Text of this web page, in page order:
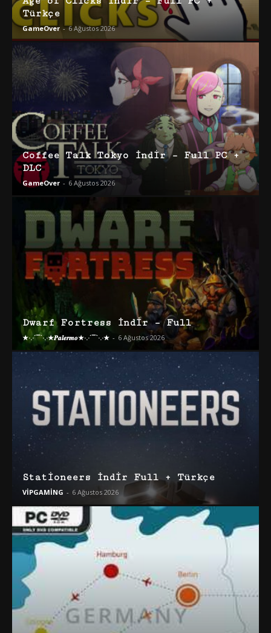
Türkçe
GameOver - 6 Ağustos 2026
Coffee Talk Tokyo İndir – Full PC +
DLC
GameOver - 6 Ağustos 2026
Dwarf Fortress İndir – Full
★·.·´¯`·.·★𝑷𝒂𝒍𝒆𝒓𝒎𝒐★·.·´¯`·.·★ - 6 Ağustos 2026
Stationeers İndir Full + Türkçe
VİPGAMİNG - 6 Ağustos 2026